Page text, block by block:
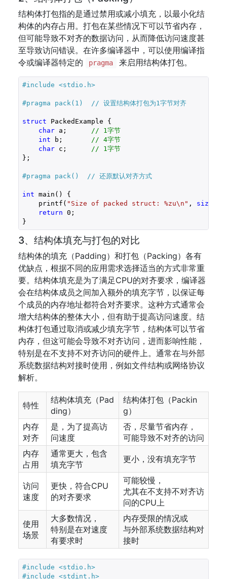
结构体打包指的是通过禁用或减小填充，以最小化结
构体的内存占用。打包在某些情况下可以节省内存，
但可能导致不对齐的数据访问，从而降低访问速度甚
至导致访问错误。在许多编译器中，可以使用编译指
令或编译器特定的
pragma 来启用结构体打包。
#include <stdio.h>
#pragma pack(1)  // 设置结构体打包为1字节对齐
struct PackedExample {
char a;
// 1字节
int b;
// 4字节
char c;
// 1字节
};
#pragma pack()  // 还原默认对齐方式
int main() {
    printf(
"Size of packed struct: %zu\n" , sizeof
return 0 ;
3、结构体填充与打包的对比
结构体的填充（Padding）和打包（Packing）各有
优缺点，根据不同的应用需求选择适当的方式非常重
要。结构体填充是为了满足CPU的对齐要求，编译器
会在结构体成员之间加入额外的填充字节，以保证每
个成员的内存地址都符合对齐要求。这种方式通常会
增大结构体的整体大小，但有助于提高访问速度。结
构体打包通过取消或减少填充字节，结构体可以节省
内存，但这可能会导致不对齐访问，进而影响性能，
特别是在不支持不对齐访问的硬件上。通常在与外部
系统数据结构对接时使用，例如文件结构或网络协议
解析。
特性
结构体填充（Pad
ding）
结构体打包（Packin
g）
内存
对齐
是，为了提高访
问速度
否，尽量节省内存，
可能导致不对齐的访问
内存
占用
通常更大，包含
填充字节
更小，没有填充字节
访问
速度
更快，符合CPU
的对齐要求
可能较慢，
尤其在不支持不对齐访
问的CPU上
使用
场景
大多数情况，
特别是在对速度
有要求时
内存受限的情况或
与外部系统数据结构对
接时
#include <stdio.h>
#include <stdint.h>